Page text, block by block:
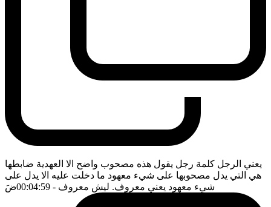
يعني الرجل كلمة رجل يقول هذه مصحوب واضح الا العهدية ضابطها
هي التي يدل مصحوبها على شيء معهود ما دخلت عليه الا يدل على
شيء معهود يعني معروف. ليش معروف - 00:04:59 ضَ